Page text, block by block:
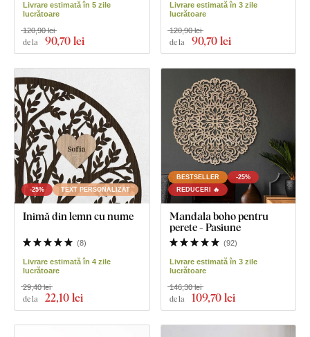
Livrare estimată în 5 zile
lucrătoare
de la 90,70 lei
120,90 lei
Livrare estimată în 3 zile
lucrătoare
de la 90,70 lei
120,90 lei
-25% TEXT PERSONALIZAT
Inimă din lemn cu nume
(8)
Livrare estimată în 4 zile
lucrătoare
de la 22,10 lei
29,40 lei
BESTSELLER
-25%
REDUCERI 🔥
Mandala boho pentru
perete - Pasiune
(92)
Livrare estimată în 3 zile
lucrătoare
de la 109,70 lei
146,30 lei